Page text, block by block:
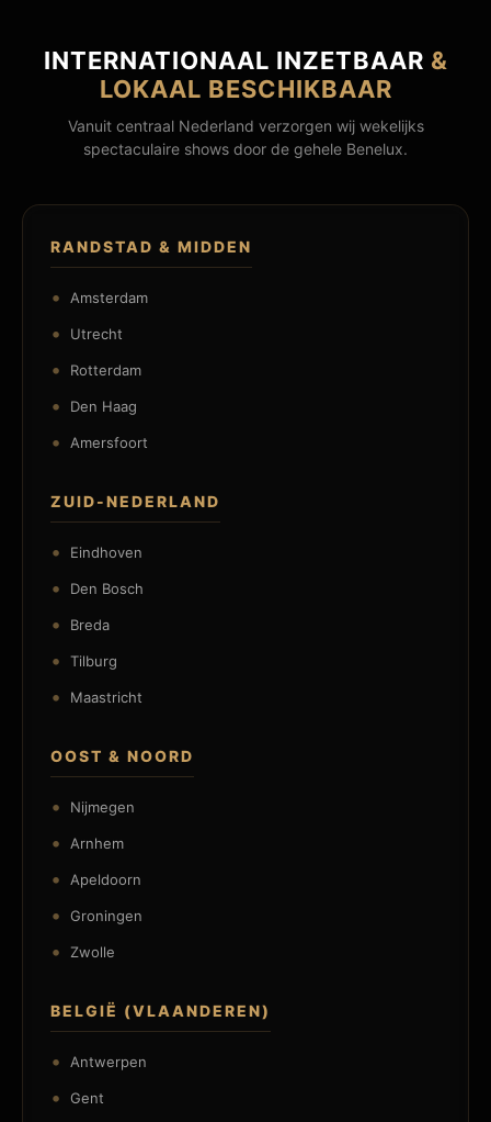
INTERNATIONAAL INZETBAAR &
LOKAAL BESCHIKBAAR
Vanuit centraal Nederland verzorgen wij wekelijks
spectaculaire shows door de gehele Benelux.
RANDSTAD & MIDDEN
Amsterdam
Utrecht
Rotterdam
Den Haag
Amersfoort
ZUID-NEDERLAND
Eindhoven
Den Bosch
Breda
Tilburg
Maastricht
OOST & NOORD
Nijmegen
Arnhem
Apeldoorn
Groningen
Zwolle
BELGIË (VLAANDEREN)
Antwerpen
Gent